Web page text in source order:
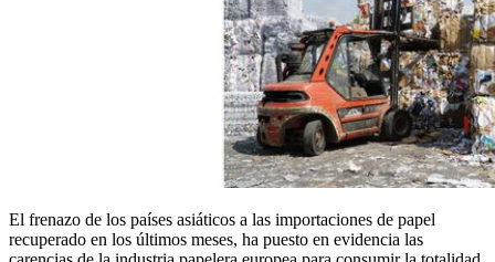
El frenazo de los países asiáticos a las importaciones de papel
recuperado en los últimos meses, ha puesto en evidencia las